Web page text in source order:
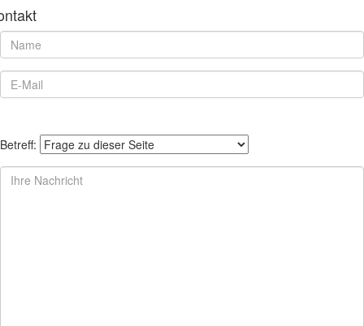
Betreff: